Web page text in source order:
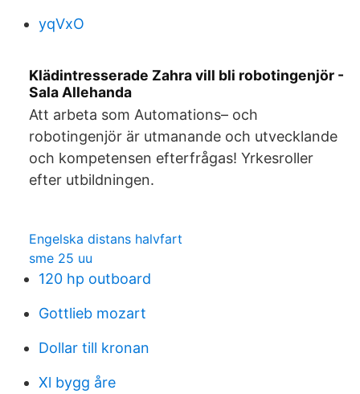
yqVxO
Klädintresserade Zahra vill bli robotingenjör -
Sala Allehanda
Att arbeta som Automations– och
robotingenjör är utmanande och utvecklande
och kompetensen efterfrågas! Yrkesroller
efter utbildningen.
Engelska distans halvfart
sme 25 uu
120 hp outboard
Gottlieb mozart
Dollar till kronan
Xl bygg åre